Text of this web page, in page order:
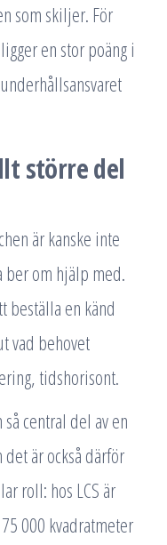
som skiljer. För
en stor poäng i
större del
är kanske inte
ber om hjälp med.
beställa en känd
vad behovet
tidshorisont.
central del av en
är också därför
roll: hos LCS är
000 kvadratmeter